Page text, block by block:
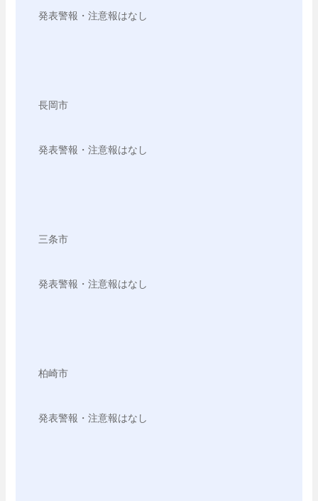
発表警報・注意報はなし
長岡市
発表警報・注意報はなし
三条市
発表警報・注意報はなし
柏崎市
発表警報・注意報はなし